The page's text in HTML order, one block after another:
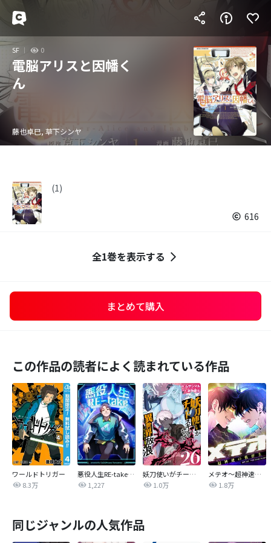
SF 0
電脳アリスと因幡く
ん
藤也卓巳, 草下シンヤ
(1)
616
全1巻を表示する
まとめて購入
この作品の読者によく読まれている作品
ワールドトリガー
8.3万
悪役人生RE-take【タテヨミ】
1,227
妖刀使いがチートスキルをもって異世界放浪 ～生まれ持ったチートは最強！！～
1.0万
メテオ～超神速の救世主～【タテヨミ】
1.8万
同じジャンルの人気作品